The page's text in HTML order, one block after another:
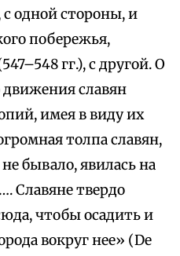
одной стороны, и
побережья,
гг.), с другой. О
движения славян
имея в виду их
толпа славян,
бывало, явилась на
Славяне твердо
чтобы осадить и
вокруг нее» (De